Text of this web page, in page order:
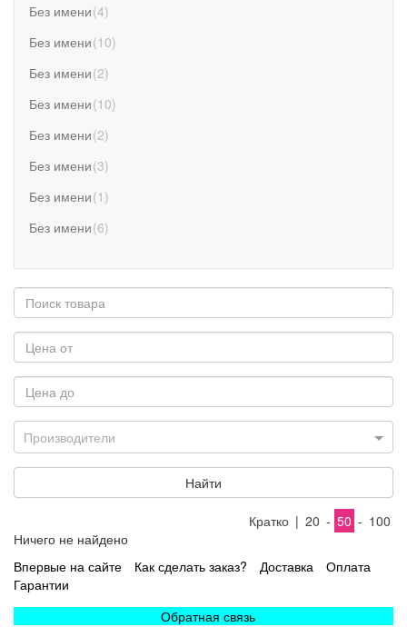
Без имени(4)
Без имени(10)
Без имени(2)
Без имени(10)
Без имени(2)
Без имени(3)
Без имени(1 )
Без имени(6)
Производители
Найти
Кратко | 20 - 50 - 100
Ничего не найдено
Впервые на сайте
Как сделать заказ? Доставка
Оплата
Гарантии
Обратная связь